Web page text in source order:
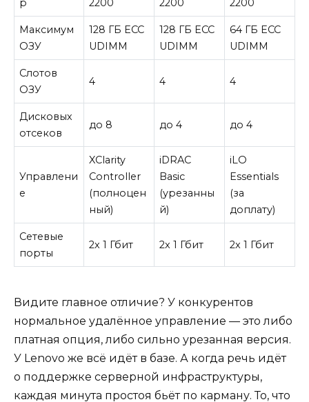
р 2200 2200 2200
Максимум
ОЗУ
128 ГБ ECC
UDIMM
128 ГБ ECC
UDIMM
64 ГБ ECC
UDIMM
Слотов
ОЗУ
4 4 4
Дисковых
отсеков
до 8 до 4 до 4
Управлени
е
XClarity
Controller
(полноцен
ный)
iDRAC
Basic
(урезанны
й)
iLO
Essentials
(за
доплату)
Сетевые
порты
2x 1 Гбит 2x 1 Гбит 2x 1 Гбит
Видите главное отличие? У конкурентов
нормальное удалённое управление — это либо
платная опция, либо сильно урезанная версия.
У Lenovo же всё идёт в базе. А когда речь идёт
о поддержке серверной инфраструктуры,
каждая минута простоя бьёт по карману. То, что